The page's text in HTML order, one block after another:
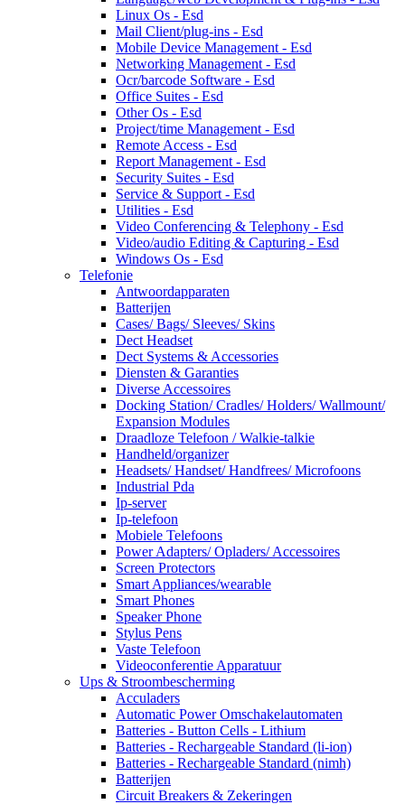
Linux Os - Esd
Mail Client/plug-ins - Esd
Mobile Device Management - Esd
Networking Management - Esd
Ocr/barcode Software - Esd
Office Suites - Esd
Other Os - Esd
Project/time Management - Esd
Remote Access - Esd
Report Management - Esd
Security Suites - Esd
Service & Support - Esd
Utilities - Esd
Video Conferencing & Telephony - Esd
Video/audio Editing & Capturing - Esd
Windows Os - Esd
Telefonie
Antwoordapparaten
Batterijen
Cases/ Bags/ Sleeves/ Skins
Dect Headset
Dect Systems & Accessories
Diensten & Garanties
Diverse Accessoires
Docking Station/ Cradles/ Holders/ Wallmount/
Expansion Modules
Draadloze Telefoon / Walkie-talkie
Handheld/organizer
Headsets/ Handset/ Handfrees/ Microfoons
Industrial Pda
Ip-server
Ip-telefoon
Mobiele Telefoons
Power Adapters/ Opladers/ Accessoires
Screen Protectors
Smart Appliances/wearable
Smart Phones
Speaker Phone
Stylus Pens
Vaste Telefoon
Videoconferentie Apparatuur
Ups & Stroombescherming
Acculaders
Automatic Power Omschakelautomaten
Batteries - Button Cells - Lithium
Batteries - Rechargeable Standard (li-ion)
Batteries - Rechargeable Standard (nimh)
Batterijen
Circuit Breakers & Zekeringen